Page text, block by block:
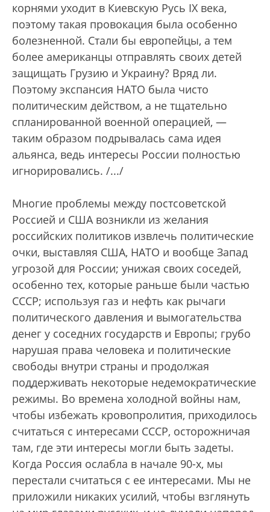
корнями уходит в Киевскую Русь IX века,
поэтому такая провокация была особенно
болезненной. Стали бы европейцы, а тем
более американцы отправлять своих детей
защищать Грузию и Украину? Вряд ли.
Поэтому экспансия НАТО была чисто
политическим действом, а не тщательно
спланированной военной операцией, —
таким образом подрывалась сама идея
альянса, ведь интересы России полностью
игнорировались. /.../
Многие проблемы между постсоветской
Россией и США возникли из желания
российских политиков извлечь политические
очки, выставляя США, НАТО и вообще Запад
угрозой для России; унижая своих соседей,
особенно тех, которые раньше были частью
СССР; используя газ и нефть как рычаги
политического давления и вымогательства
денег у соседних государств и Европы; грубо
нарушая права человека и политические
свободы внутри страны и продолжая
поддерживать некоторые недемократические
режимы. Во времена холодной войны нам,
чтобы избежать кровопролития, приходилось
считаться с интересами СССР, осторожничая
там, где эти интересы могли быть задеты.
Когда Россия ослабла в начале 90-х, мы
перестали считаться с ее интересами. Мы не
приложили никаких усилий, чтобы взглянуть